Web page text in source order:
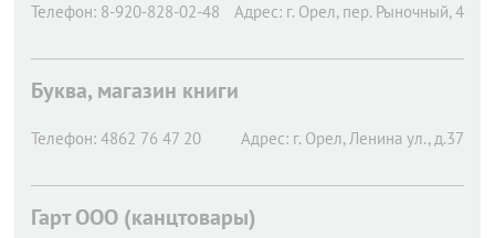
Телефон: 8-920-828-02-48 Адрес: г. Орел, пер. Рыночный, 4
Буква, магазин книги
Телефон: 4862 76 47 20 Адрес: г. Орел, Ленина ул., д.37
Гарт ООО (канцтовары)